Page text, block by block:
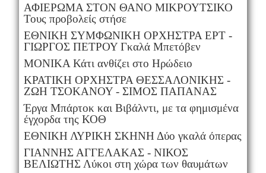
ΑΦΙΕΡΩΜΑ ΣΤΟΝ ΘΑΝΟ ΜΙΚΡΟΥΤΣΙΚΟ
Τους προβολείς στήσε
ΕΘΝΙΚΗ ΣΥΜΦΩΝΙΚΗ ΟΡΧΗΣΤΡΑ ΕΡΤ -
ΓΙΩΡΓΟΣ ΠΕΤΡΟΥ Γκαλά Μπετόβεν
ΜΟΝΙΚΑ Κάτι ανθίζει στο Ηρώδειο
ΚΡΑΤΙΚΗ ΟΡΧΗΣΤΡΑ ΘΕΣΣΑΛΟΝΙΚΗΣ -
ΖΩΗ ΤΣΟΚΑΝΟΥ - ΣΙΜΟΣ ΠΑΠΑΝΑΣ
Έργα Μπάρτοκ και Βιβάλντι, με τα φημισμένα
έγχορδα της ΚΟΘ
ΕΘΝΙΚΗ ΛΥΡΙΚΗ ΣΚΗΝΗ Δύο γκαλά όπερας
ΓΙΑΝΝΗΣ ΑΓΓΕΛΑΚΑΣ - ΝΙΚΟΣ
ΒΕΛΙΩΤΗΣ Λύκοι στη χώρα των θαυμάτων